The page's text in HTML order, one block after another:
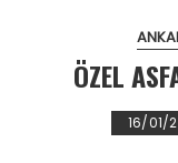
ÖZEL
16/01/